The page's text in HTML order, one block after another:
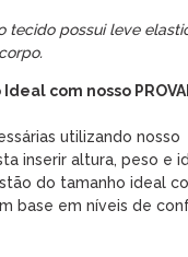
tecido possui leve
com nosso
utilizando nosso
inserir altura, peso e
do tamanho ideal
base em níveis de